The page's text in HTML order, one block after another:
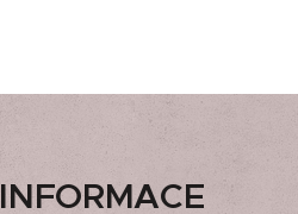
INFORMACE